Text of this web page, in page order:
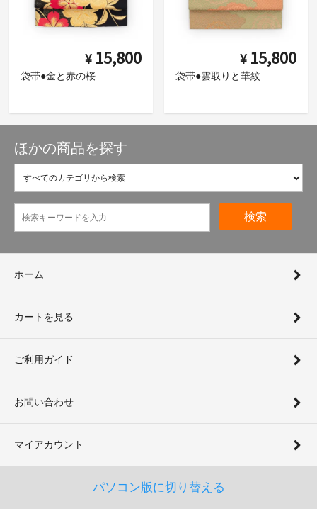
¥ 15,800
袋帯●金と赤の桜
¥ 15,800
袋帯●雲取りと華紋
ほかの商品を探す
検索
ホーム
カートを見る
ご利用ガイド
お問い合わせ
マイアカウント
パソコン版に切り替える